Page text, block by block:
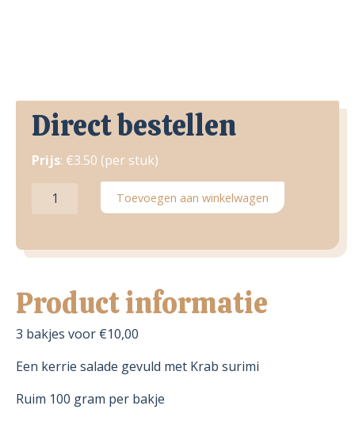
Direct bestellen
Prijs: €3.50 (per stuk)
Krab-
aantal
Toevoegen aan winkelwagen
Product informatie
3 bakjes voor €10,00
Een kerrie salade gevuld met Krab surimi
Ruim 100 gram per bakje